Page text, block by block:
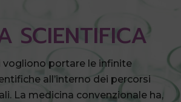
SCIENTIFICA
vogliono portare le infinite
all’interno dei percorsi
La medicina convenzionale ha,